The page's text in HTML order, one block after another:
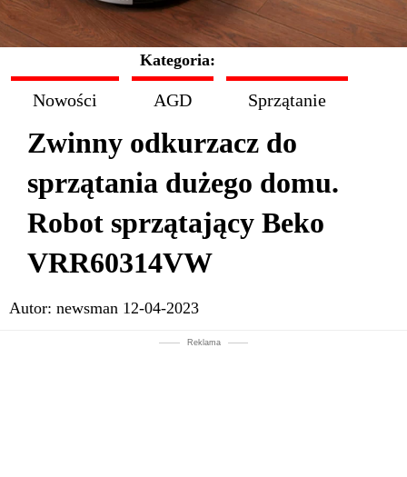
Kategoria:
Nowości AGD Sprzątanie
Zwinny odkurzacz do
sprzątania dużego domu.
Robot sprzątający Beko
VRR60314VW
Autor: newsman 12-04-2023
Reklama